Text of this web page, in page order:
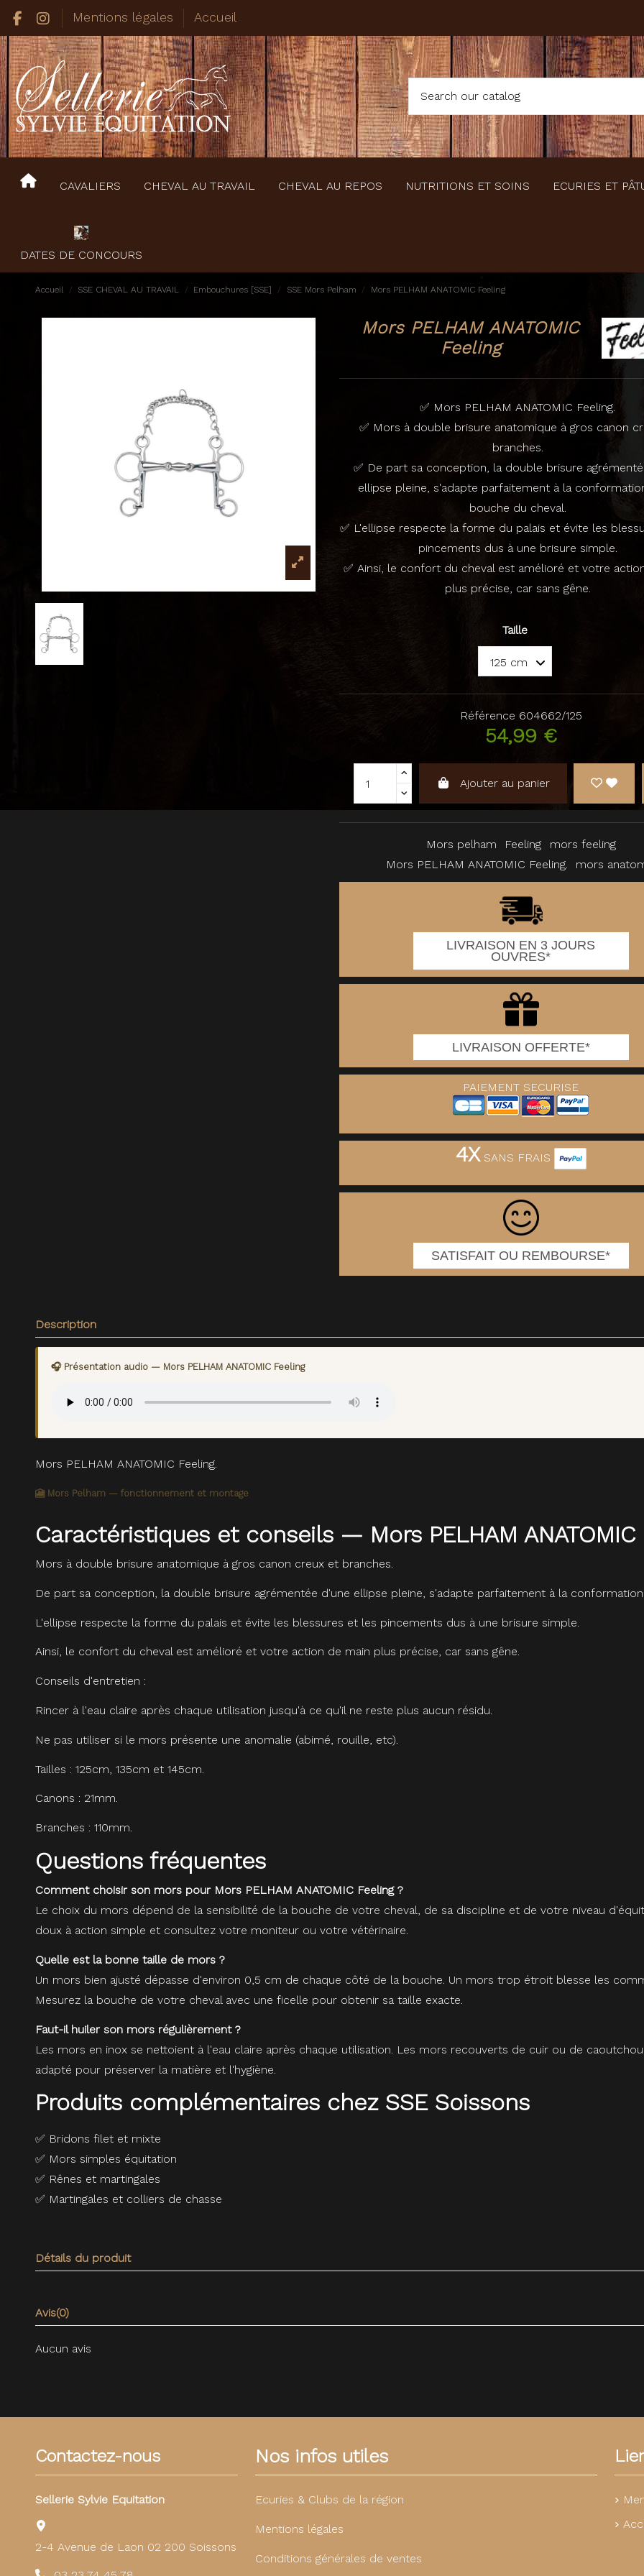
Mentions légales Accueil
CAVALIERS CHEVAL AU TRAVAIL CHEVAL AU REPOS NUTRITIONS ET SOINS ECURIES ET
DATES DE CONCOURS
Accueil SSE CHEVAL AU TRAVAIL Embouchures [SSE] SSE Mors Pelham Mors PELHAM ANATOMIC Feeling
Mors PELHAM ANATOMIC
Feeling
✅ Mors PELHAM ANATOMIC Feeling.
✅ Mors à double brisure anatomique à gros canon
branches.
✅ De part sa conception, la double brisure
ellipse pleine, s'adapte parfaitement à la
bouche du cheval.
✅ L'ellipse respecte la forme du palais et évite les
pincements dus à une brisure simple.
✅ Ainsi, le confort du cheval est amélioré et votre
plus précise, car sans gêne.
Taille
Référence 604662/125
54,99 €
Ajouter au panier
Mors pelham Feeling
mors feeling
Mors PELHAM ANATOMIC Feeling.
mors
LIVRAISON EN 3 JOURS
OUVRES*
LIVRAISON OFFERTE*
PAIEMENT SECURISE
4XSANS FRAIS
SATISFAIT OU REMBOURSE*
Description
🎧 Présentation audio — Mors PELHAM ANATOMIC Feeling
Mors PELHAM ANATOMIC Feeling.
🎦 Mors Pelham — fonctionnement et montage
Caractéristiques et conseils — Mors PELHAM ANATOMIC
Mors à double brisure anatomique à gros canon creux et branches.
De part sa conception, la double brisure agrémentée d'une ellipse pleine, s'adapte parfaitement à la
L'ellipse respecte la forme du palais et évite les blessures et les pincements dus à une brisure simple.
Ainsi, le confort du cheval est amélioré et votre action de main plus précise, car sans gêne.
Conseils d'entretien :
Rincer à l'eau claire après chaque utilisation jusqu'à ce qu'il ne reste plus aucun résidu.
Ne pas utiliser si le mors présente une anomalie (abimé, rouille, etc).
Tailles : 125cm, 135cm et 145cm.
Canons : 21mm.
Branches : 110mm.
Questions fréquentes
Comment choisir son mors pour Mors PELHAM ANATOMIC Feeling ?
Le choix du mors dépend de la sensibilité de la bouche de votre cheval, de sa discipline et de votre niveau
doux à action simple et consultez votre moniteur ou votre vétérinaire.
Quelle est la bonne taille de mors ?
Un mors bien ajusté dépasse d'environ 0,5 cm de chaque côté de la bouche. Un mors trop étroit blesse les
Mesurez la bouche de votre cheval avec une ficelle pour obtenir sa taille exacte.
Faut-il huiler son mors régulièrement ?
Les mors en inox se nettoient à l'eau claire après chaque utilisation. Les mors recouverts de cuir ou de
adapté pour préserver la matière et l'hygiène.
Produits complémentaires chez SSE Soissons
✅ Bridons filet et mixte
✅ Mors simples équitation
✅ Rênes et martingales
✅ Martingales et colliers de chasse
Détails du produit
Avis(0)
Aucun avis
Contactez-nous
Sellerie Sylvie Equitation
2-4 Avenue de Laon 02 200 Soissons
Nos infos utiles
Ecuries & Clubs de la région
Mentions légales
Conditions générales de ventes